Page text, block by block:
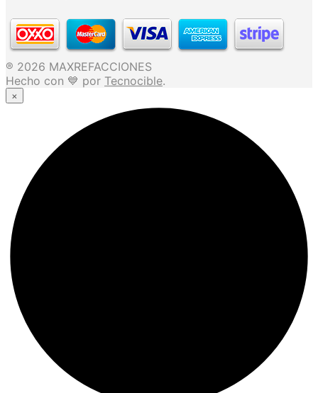
® 2026 MAXREFACCIONES
Hecho con 💙 por Tecnocible.
×